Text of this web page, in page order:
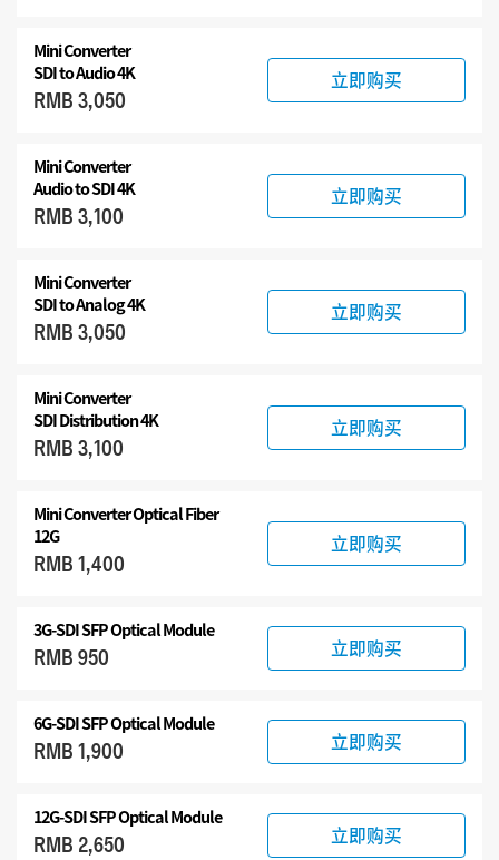
Mini Converter
SDI to Audio 4K
RMB 3,050
立即购买
Mini Converter
Audio to SDI 4K
RMB 3,100
立即购买
Mini Converter
SDI to Analog 4K
RMB 3,050
立即购买
Mini Converter
SDI Distribution 4K
RMB 3,100
立即购买
Mini Converter Optical Fiber
12G
RMB 1,400
立即购买
3G-SDI SFP Optical Module
RMB 950 立即购买
6G-SDI SFP Optical Module
RMB 1,900 立即购买
12G-SDI SFP Optical Module
RMB 2,650 立即购买